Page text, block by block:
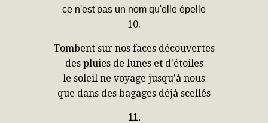
ce n'est pas un nom qu'elle épelle
10.
Tombent sur nos faces découvertes
des pluies de lunes et d'étoiles
le soleil ne voyage jusqu'à nous
que dans des bagages déjà scellés
11.